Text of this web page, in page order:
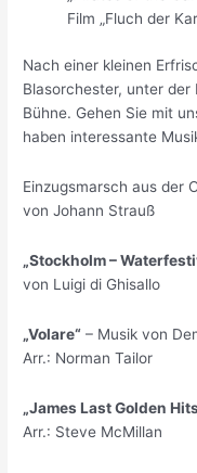
Film „Fluch der
Nach einer kleinen
Blasorchester, unter
Bühne. Gehen Sie mit
haben interessante
Einzugsmarsch aus der
von Johann Strauß
„Stockholm –
von Luigi di Ghisallo
„Volare“ – Musik von
Arr.: Norman Tailor
„James Last Golden
Arr.: Steve McMillan